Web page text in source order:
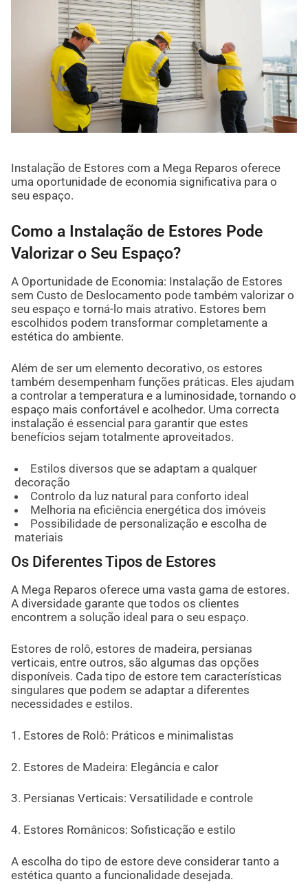
Instalação de Estores com a Mega Reparos oferece
uma oportunidade de economia significativa para o
seu espaço.
Como a Instalação de Estores Pode
Valorizar o Seu Espaço?
A Oportunidade de Economia: Instalação de Estores
sem Custo de Deslocamento pode também valorizar o
seu espaço e torná-lo mais atrativo. Estores bem
escolhidos podem transformar completamente a
estética do ambiente.
Além de ser um elemento decorativo, os estores
também desempenham funções práticas. Eles ajudam
a controlar a temperatura e a luminosidade, tornando o
espaço mais confortável e acolhedor. Uma correcta
instalação é essencial para garantir que estes
benefícios sejam totalmente aproveitados.
Estilos diversos que se adaptam a qualquer
decoração
Controlo da luz natural para conforto ideal
Melhoria na eficiência energética dos imóveis
Possibilidade de personalização e escolha de
materiais
Os Diferentes Tipos de Estores
A Mega Reparos oferece uma vasta gama de estores.
A diversidade garante que todos os clientes
encontrem a solução ideal para o seu espaço.
Estores de rolô, estores de madeira, persianas
verticais, entre outros, são algumas das opções
disponíveis. Cada tipo de estore tem características
singulares que podem se adaptar a diferentes
necessidades e estilos.
1. Estores de Rolô: Práticos e minimalistas
2. Estores de Madeira: Elegância e calor
3. Persianas Verticais: Versatilidade e controle
4. Estores Românicos: Sofisticação e estilo
A escolha do tipo de estore deve considerar tanto a
estética quanto a funcionalidade desejada.